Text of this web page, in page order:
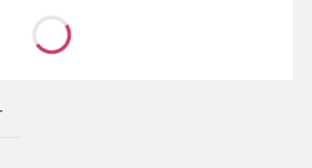
różnić się ceną